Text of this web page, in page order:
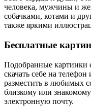
человека, мужчины и
собачками, котами и
также яркими
Бесплатные
Подобранные картинки
скачать себе на
разместить в любимых
близкому или
электронную почту.